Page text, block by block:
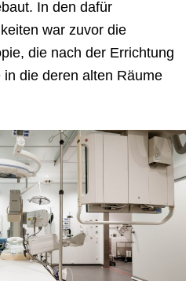
In den dafür
war zuvor die
die nach der Errichtung
die deren alten Räume